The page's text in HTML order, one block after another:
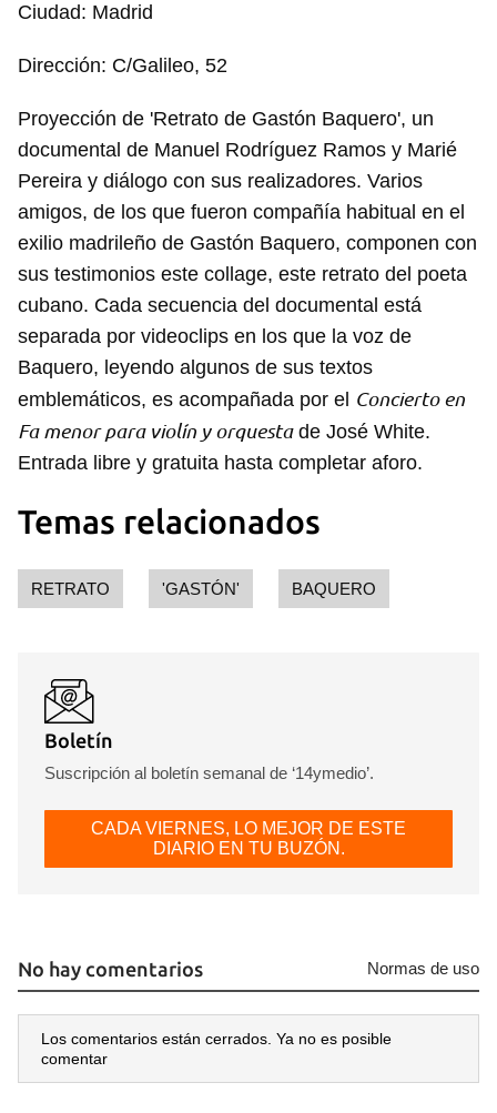
Ciudad: Madrid
Dirección: C/Galileo, 52
Proyección de 'Retrato de Gastón Baquero', un
documental de Manuel Rodríguez Ramos y Marié
Pereira y diálogo con sus realizadores. Varios
amigos, de los que fueron compañía habitual en el
exilio madrileño de Gastón Baquero, componen con
sus testimonios este collage, este retrato del poeta
cubano. Cada secuencia del documental está
separada por videoclips en los que la voz de
Baquero, leyendo algunos de sus textos
emblemáticos, es acompañada por el Concierto en
Fa menor para violín y orquestade José White.
Entrada libre y gratuita hasta completar aforo.
Temas relacionados
RETRATO 'GASTÓN' BAQUERO
Boletín
Suscripción al boletín semanal de ‘14ymedio’.
CADA VIERNES, LO MEJOR DE ESTE
DIARIO EN TU BUZÓN.
No hay comentarios Normas de uso
Los comentarios están cerrados. Ya no es posible
comentar